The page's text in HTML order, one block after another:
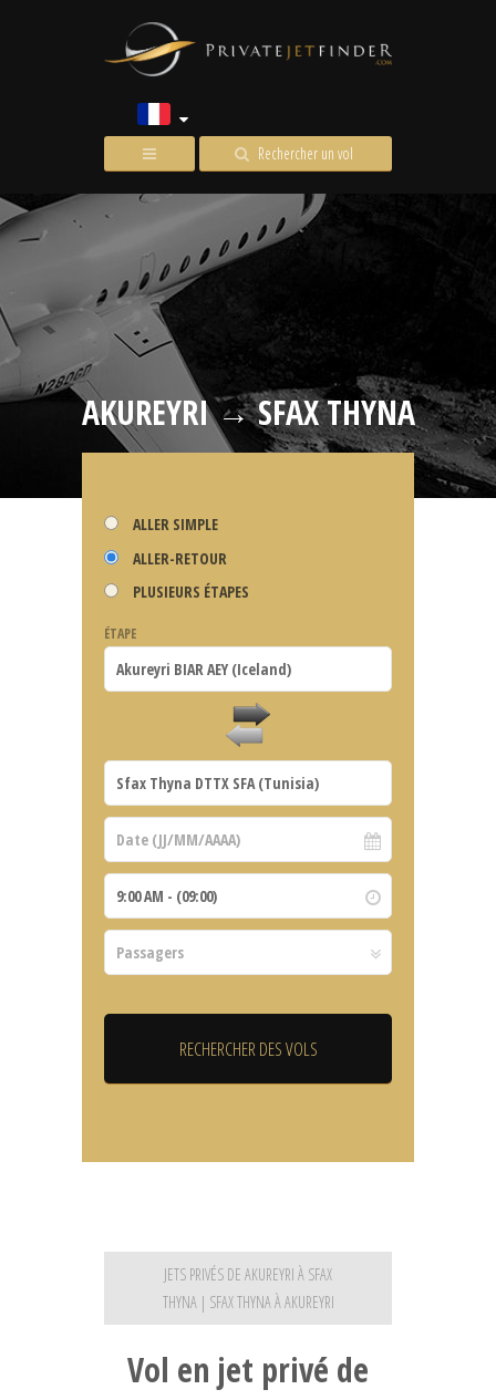
Rechercher un vol
AKUREYRI → SFAX THYNA
ALLER SIMPLE
ALLER-RETOUR
PLUSIEURS ÉTAPES
ÉTAPE
JETS PRIVÉS DE AKUREYRI À SFAX
THYNA | SFAX THYNA À AKUREYRI
Vol en jet privé de